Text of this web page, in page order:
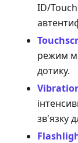
ID/
режим
дотику.
зв'язку